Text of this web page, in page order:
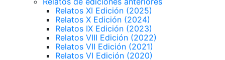
Relatos XI Edición (2025)
Relatos X Edición (2024)
Relatos IX Edición (2023)
Relatos VIII Edición (2022)
Relatos VII Edición (2021)
Relatos VI Edición (2020)